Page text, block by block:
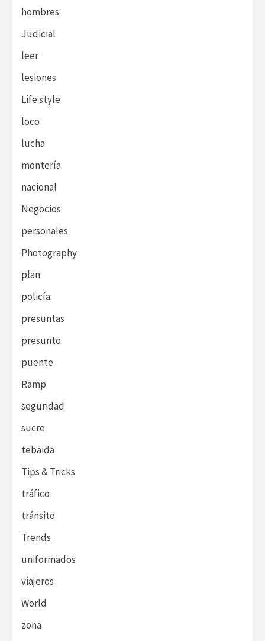
hombres
Judicial
leer
lesiones
Life style
loco
lucha
montería
nacional
Negocios
personales
Photography
plan
policía
presuntas
presunto
puente
Ramp
seguridad
sucre
tebaida
Tips & Tricks
tráfico
tránsito
Trends
uniformados
viajeros
World
zona